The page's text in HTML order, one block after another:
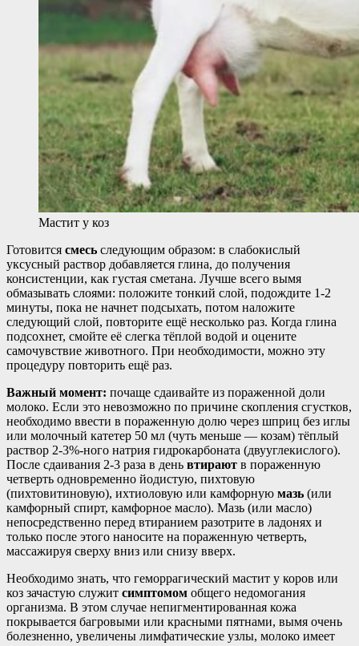
Мастит у коз
Готовится смесь следующим образом: в слабокислый
уксусный раствор добавляется глина, до получения
консистенции, как густая сметана. Лучше всего вымя
обмазывать слоями: положите тонкий слой, подождите 1-2
минуты, пока не начнет подсыхать, потом наложите
следующий слой, повторите ещё несколько раз. Когда глина
подсохнет, смойте её слегка тёплой водой и оцените
самочувствие животного. При необходимости, можно эту
процедуру повторить ещё раз.
Важный момент: почаще сдаивайте из пораженной доли
молоко. Если это невозможно по причине скопления сгустков,
необходимо ввести в пораженную долю через шприц без иглы
или молочный катетер 50 мл (чуть меньше — козам) тёплый
раствор 2-3%-ного натрия гидрокарбоната (двууглекислого).
После сдаивания 2-3 раза в день втирают в пораженную
четверть одновременно йодистую, пихтовую
(пихтовитиновую), ихтиоловую или камфорную мазь (или
камфорный спирт, камфорное масло). Мазь (или масло)
непосредственно перед втиранием разотрите в ладонях и
только после этого наносите на пораженную четверть,
массажируя сверху вниз или снизу вверх.
Необходимо знать, что геморрагический мастит у коров или
коз зачастую служит симптомом общего недомогания
организма. В этом случае непигментированная кожа
покрывается багровыми или красными пятнами, вымя очень
болезненно, увеличены лимфатические узлы, молоко имеет